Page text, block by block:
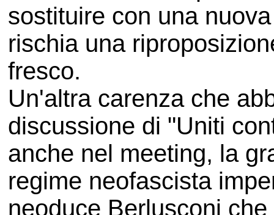
sostituire con una
rischia una
fresco.
Un'altra carenza che
discussione di "Uniti
anche nel meeting, la
regime neofascista
neoduce Berlusconi